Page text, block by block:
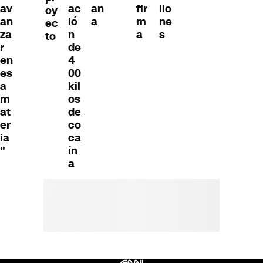
av
an
za
r
en
es
a
m
at
er
ia
"
oy
ec
to
ac
ió
n
de
4
00
kil
os
de
co
ca
ín
a
an
a
fir
m
a
llo
ne
s